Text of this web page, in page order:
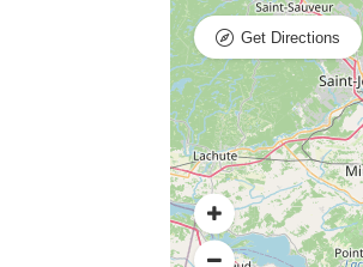
Get Directions